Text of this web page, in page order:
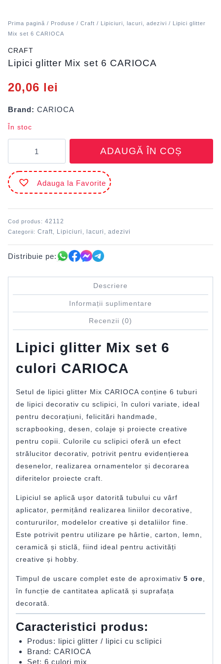
Prima pagină / Produse / Craft / Lipiciuri, lacuri, adezivi / Lipici glitter
Mix set 6 CARIOCA
CRAFT
Lipici glitter Mix set 6 CARIOCA
20,06 lei
Brand: CARIOCA
În stoc
glitter
Mix
set
ADAUGĂ ÎN COȘ
Adauga la Favorite
Cod produs: 42112
Categorii: Craft, Lipiciuri, lacuri, adezivi
Distribuie pe:
Descriere
Informații suplimentare
Recenzii (0)
Lipici glitter Mix set 6
culori CARIOCA
Setul de lipici glitter Mix CARIOCA conține 6 tuburi
de lipici decorativ cu sclipici, în culori variate, ideal
pentru decorațiuni, felicitări handmade,
scrapbooking, desen, colaje și proiecte creative
pentru copii. Culorile cu sclipici oferă un efect
strălucitor decorativ, potrivit pentru evidențierea
desenelor, realizarea ornamentelor și decorarea
diferitelor proiecte craft.
Lipiciul se aplică ușor datorită tubului cu vârf
aplicator, permițând realizarea liniilor decorative,
contururilor, modelelor creative și detaliilor fine.
Este potrivit pentru utilizare pe hârtie, carton, lemn,
ceramică și sticlă, fiind ideal pentru activități
creative și hobby.
Timpul de uscare complet este de aproximativ 5 ore
în funcție de cantitatea aplicată și suprafața
decorată.
Caracteristici produs:
Produs: lipici glitter / lipici cu sclipici
Brand: CARIOCA
Set: 6 culori mix